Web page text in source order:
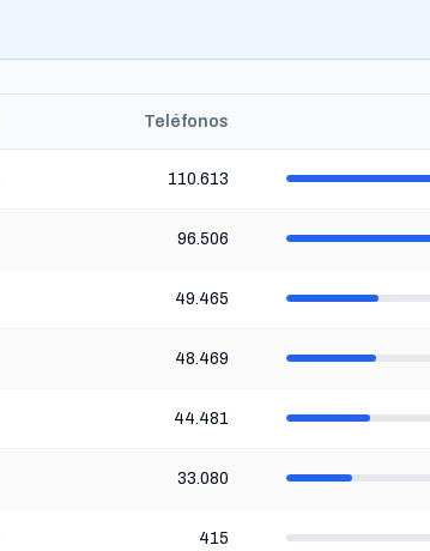
Teléfonos
110.613
96.506
49.465
48.469
44.481
33.080
415